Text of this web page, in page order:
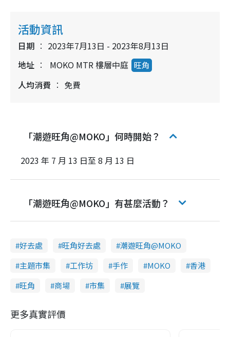
活動資訊
日期
2023年7月13日 - 2023年8月13日
地址
MOKO MTR 樓層中庭 旺角
人均消費 免費
「潮遊旺角@MOKO」何時開始？
2023 年 7 月 13 日至 8 月 13 日
「潮遊旺角@MOKO」有甚麼活動？
好去處 旺角好去處
潮遊旺角@MOKO
主題市集
工作坊 手作 MOKO
香港
旺角
商場 市集 展覽
更多真實評價